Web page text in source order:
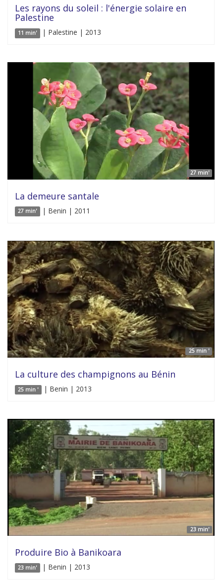
Les rayons du soleil : l'énergie solaire en
Palestine
11 min' | Palestine | 2013
27 min'
La demeure santale
27 min' | Benin | 2011
25 min '
La culture des champignons au Bénin
25 min ' | Benin | 2013
23 min'
Produire Bio à Banikoara
23 min' | Benin | 2013